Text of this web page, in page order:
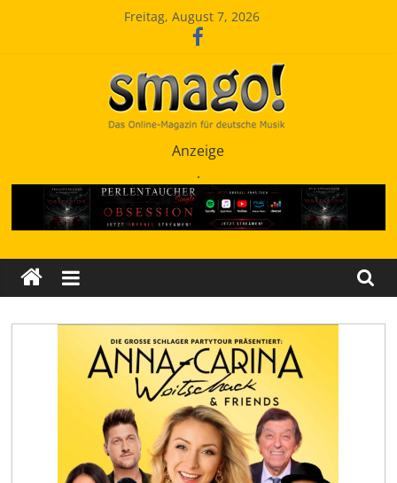
Freitag, August 7, 2026
SchlagerMAGazinOnline
Anzeige
.